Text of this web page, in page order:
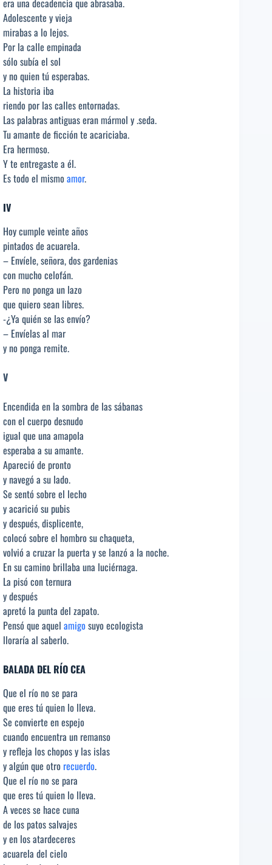
era una decadencia que abrasaba.
Adolescente y vieja
mirabas a lo lejos.
Por la calle empinada
sólo subía el sol
y no quien tú esperabas.
La historia iba
riendo por las calles entornadas.
Las palabras antiguas eran mármol y .seda.
Tu amante de ficción te acariciaba.
Era hermoso.
Y te entregaste a él.
Es todo el mismo amor.
IV
Hoy cumple veinte años
pintados de acuarela.
– Envíele, señora, dos gardenias
con mucho celofán.
Pero no ponga un lazo
que quiero sean libres.
-¿Ya quién se las envío?
– Envíelas al mar
y no ponga remite.
V
Encendida en la sombra de las sábanas
con el cuerpo desnudo
igual que una amapola
esperaba a su amante.
Apareció de pronto
y navegó a su lado.
Se sentó sobre el lecho
y acarició su pubis
y después, displicente,
colocó sobre el hombro su chaqueta,
volvió a cruzar la puerta y se lanzó a la noche.
En su camino brillaba una luciérnaga.
La pisó con ternura
y después
apretó la punta del zapato.
Pensó que aquel amigo suyo ecologista
lloraría al saberlo.
BALADA DEL RÍO CEA
Que el río no se para
que eres tú quien lo lleva.
Se convierte en espejo
cuando encuentra un remanso
y refleja los chopos y las islas
y algún que otro recuerdo.
Que el río no se para
que eres tú quien lo lleva.
A veces se hace cuna
de los patos salvajes
y en los atardeceres
acuarela del cielo